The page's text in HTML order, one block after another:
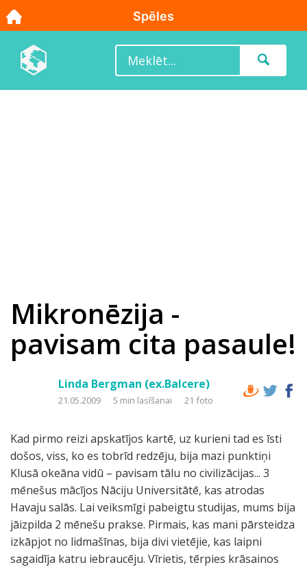
Mikronēzija -
pavisam cita pasaule!
Linda Bergman (ex.Balcere)
21.05.2009 5 min lasīšanai 21 foto
Kad pirmo reizi apskatījos kartē, uz kurieni tad es īsti
došos, viss, ko es tobrīd redzēju, bija mazi punktiņi
Klusā okeāna vidū – pavisam tālu no civilizācijas... 3
mēnešus mācījos Nāciju Universitātē, kas atrodas
Havaju salās. Lai veiksmīgi pabeigtu studijas, mums bija
jāizpilda 2 mēnešu prakse. Pirmais, kas mani pārsteidza
izkāpjot no lidmašīnas, bija divi vietējie, kas laipni
sagaidīja katru iebraucēju. Vīrietis, tērpies krāsainos